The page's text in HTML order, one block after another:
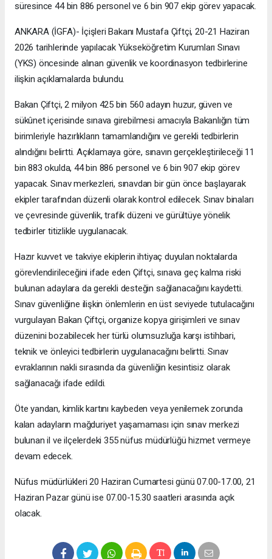
süresince 44 bin 886 personel ve 6 bin 907 ekip görev yapacak.
ANKARA (İGFA)- İçişleri Bakanı Mustafa Çiftçi, 20-21 Haziran
2026 tarihlerinde yapılacak Yükseköğretim Kurumları Sınavı
(YKS) öncesinde alınan güvenlik ve koordinasyon tedbirlerine
ilişkin açıklamalarda bulundu.
Bakan Çiftçi, 2 milyon 425 bin 560 adayın huzur, güven ve
sükûnet içerisinde sınava girebilmesi amacıyla Bakanlığın tüm
birimleriyle hazırlıkların tamamlandığını ve gerekli tedbirlerin
alındığını belirtti. Açıklamaya göre, sınavın gerçekleştirileceği 11
bin 883 okulda, 44 bin 886 personel ve 6 bin 907 ekip görev
yapacak. Sınav merkezleri, sınavdan bir gün önce başlayarak
ekipler tarafından düzenli olarak kontrol edilecek. Sınav binaları
ve çevresinde güvenlik, trafik düzeni ve gürültüye yönelik
tedbirler titizlikle uygulanacak.
Hazır kuvvet ve takviye ekiplerin ihtiyaç duyulan noktalarda
görevlendirileceğini ifade eden Çiftçi, sınava geç kalma riski
bulunan adaylara da gerekli desteğin sağlanacağını kaydetti.
Sınav güvenliğine ilişkin önlemlerin en üst seviyede tutulacağını
vurgulayan Bakan Çiftçi, organize kopya girişimleri ve sınav
düzenini bozabilecek her türlü olumsuzluğa karşı istihbari,
teknik ve önleyici tedbirlerin uygulanacağını belirtti. Sınav
evraklarının nakli sırasında da güvenliğin kesintisiz olarak
sağlanacağı ifade edildi.
Öte yandan, kimlik kartını kaybeden veya yenilemek zorunda
kalan adayların mağduriyet yaşamaması için sınav merkezi
bulunan il ve ilçelerdeki 355 nüfus müdürlüğü hizmet vermeye
devam edecek.
Nüfus müdürlükleri 20 Haziran Cumartesi günü 07.00-17.00, 21
Haziran Pazar günü ise 07.00-15.30 saatleri arasında açık
olacak.